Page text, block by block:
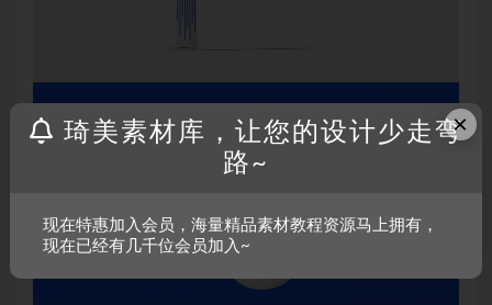
×
琦美素材库，让您的设计少走弯
路~
现在特惠加入会员，海量精品素材教程资源马上拥有，
现在已经有几千位会员加入~